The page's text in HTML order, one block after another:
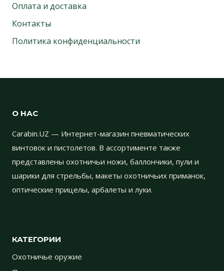
Оплата и доставка
Контакты
Политика конфиденциальности
О НАС
Carabin.UZ — Интернет-магазин пневматических
винтовок и пистолетов. В ассортименте также
представлены охотничьи ножи, баллончики, пули и
шарики для стрельбы, макеты охотничьих приманок,
оптические прицелы, арбалеты и луки.
КАТЕГОРИИ
Охотничье оружие